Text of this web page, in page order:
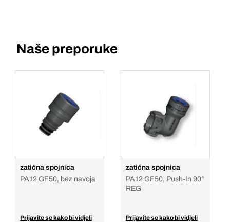
Naše preporuke
zatična spojnica
PA12 GF50, bez navoja
Prijavite se kako bi vidjeli
zatična spojnica
PA12 GF50, Push-In 90°
REG
Prijavite se kako bi vidjeli